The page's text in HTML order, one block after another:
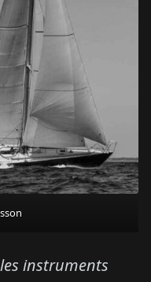
instruments